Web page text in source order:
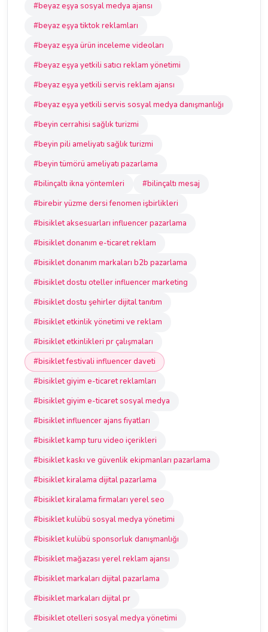
#beyaz eşya sosyal medya ajansı
#beyaz eşya tiktok reklamları
#beyaz eşya ürün inceleme videoları
#beyaz eşya yetkili satıcı reklam yönetimi
#beyaz eşya yetkili servis reklam ajansı
#beyaz eşya yetkili servis sosyal medya danışmanlığı
#beyin cerrahisi sağlık turizmi
#beyin pili ameliyatı sağlık turizmi
#beyin tümörü ameliyatı pazarlama
#bilinçaltı ikna yöntemleri
#bilinçaltı mesaj
#birebir yüzme dersi fenomen işbirlikleri
#bisiklet aksesuarları influencer pazarlama
#bisiklet donanım e-ticaret reklam
#bisiklet donanım markaları b2b pazarlama
#bisiklet dostu oteller influencer marketing
#bisiklet dostu şehirler dijital tanıtım
#bisiklet etkinlik yönetimi ve reklam
#bisiklet etkinlikleri pr çalışmaları
#bisiklet festivali influencer daveti
#bisiklet giyim e-ticaret reklamları
#bisiklet giyim e-ticaret sosyal medya
#bisiklet influencer ajans fiyatları
#bisiklet kamp turu video içerikleri
#bisiklet kaskı ve güvenlik ekipmanları pazarlama
#bisiklet kiralama dijital pazarlama
#bisiklet kiralama firmaları yerel seo
#bisiklet kulübü sosyal medya yönetimi
#bisiklet kulübü sponsorluk danışmanlığı
#bisiklet mağazası yerel reklam ajansı
#bisiklet markaları dijital pazarlama
#bisiklet markaları dijital pr
#bisiklet otelleri sosyal medya yönetimi